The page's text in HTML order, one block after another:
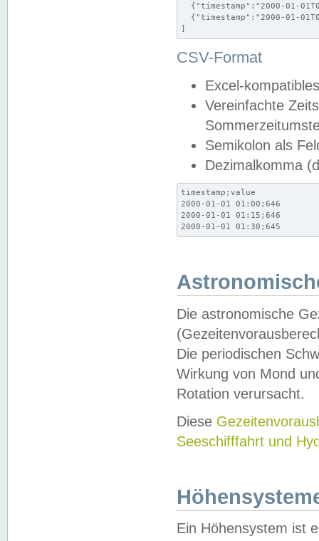
{"timestamp":"2000-01-
{"timestamp":"2000-01-
]
CSV-Format
Excel-
Vereinfachte
Semikolon als
Dezimalkomma
timestamp;value
2000-01-01 01:00;646
2000-01-01 01:15;646
2000-01-01 01:30;645
Die astronomische
Die periodischen
Wirkung von Mond
Rotation verursacht.
Diese
Seeschifffahrt und
Ein Höhensystem ist